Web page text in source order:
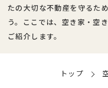
たの大切な不動産を守るた
う。ここでは、空き家・空
ご紹介します。
トップ